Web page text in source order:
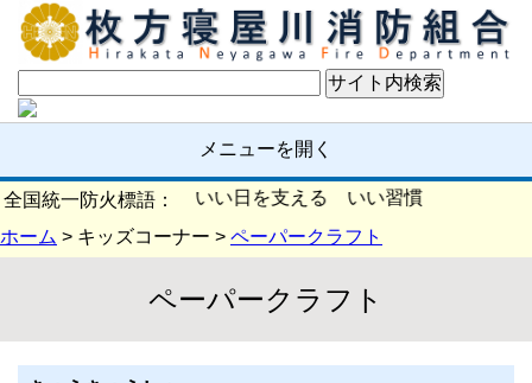
メニューを開く
全国統一防火標語：火の確認 いい日を支える いい習慣
ホーム > キッズコーナー > ペーパークラフト
ペーパークラフト